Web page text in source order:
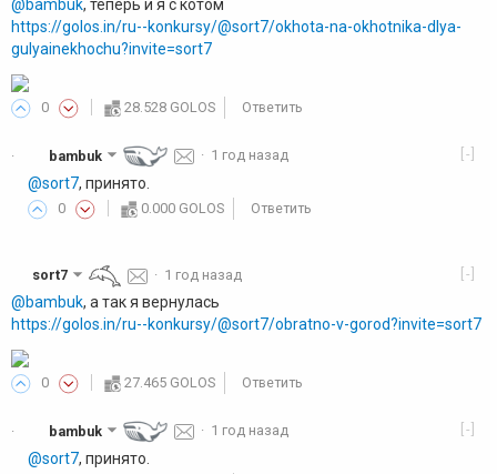
@bambuk, теперь и я с котом
https://golos.in/ru--konkursy/@sort7/okhota-na-okhotnika-dlya-
gulyainekhochu?invite=sort7
0 28.528 GOLOS Ответить
· [-]
bambuk · 1 год назад
@sort7, принято.
0 0.000 GOLOS Ответить
[-]
sort7 · 1 год назад
@bambuk, а так я вернулась
https://golos.in/ru--konkursy/@sort7/obratno-v-gorod?invite=sort7
0 27.465 GOLOS Ответить
· [-]
bambuk · 1 год назад
@sort7, принято.